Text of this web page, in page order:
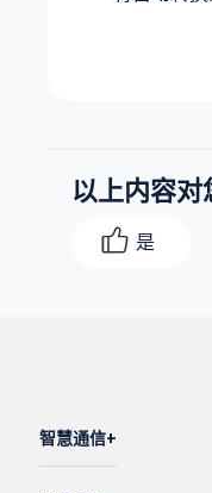
以上内容对
是
智慧通信